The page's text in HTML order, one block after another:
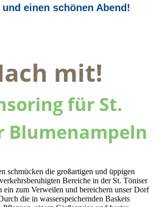
einen schönen Abend!
mit!
für St.
Blumenampeln
schmücken die großartigen und üppigen
Bereiche in der St. Töniser
ein zum Verweilen und bereichern unser Dorf
die in wasserspeichernden Baskets